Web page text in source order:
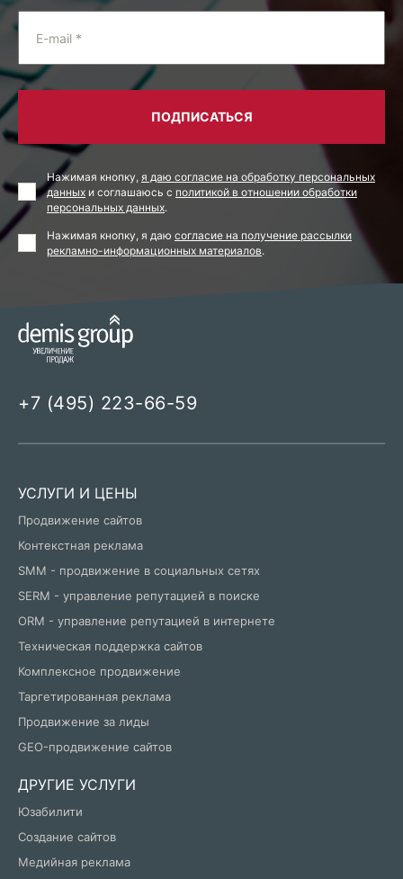
E-mail *
ПОДПИСАТЬСЯ
Нажимая кнопку, я даю согласие на обработку персональных
данных и соглашаюсь с политикой в отношении обработки
персональных данных.
Нажимая кнопку, я даю согласие на получение рассылки
рекламно-информационных материалов.
+7 (495) 223-66-59
УСЛУГИ И ЦЕНЫ
Продвижение сайтов
Контекстная реклама
SMM - продвижение в социальных сетях
SERM - управление репутацией в поиске
ORM - управление репутацией в интернете
Техническая поддержка сайтов
Комплексное продвижение
Таргетированная реклама
Продвижение за лиды
GEO-продвижение сайтов
ДРУГИЕ УСЛУГИ
Юзабилити
Создание сайтов
Медийная реклама